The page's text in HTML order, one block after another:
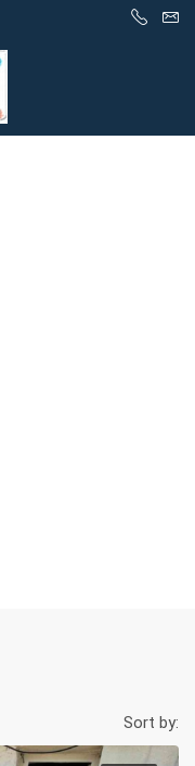
Sort by: